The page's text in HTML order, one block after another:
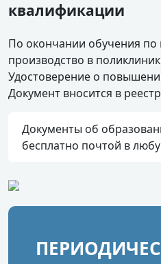
квалификации
По окончании обучения
производство в
Удостоверение о
Документ вносится в
Документы об
бесплатно почтой в